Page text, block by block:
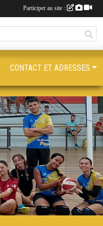
CONTACT ET ADRESSES
Participer au site :